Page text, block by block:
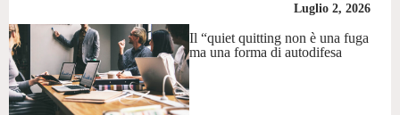
Luglio 2, 2026
Il “quiet quitting non è una fuga
ma una forma di autodifesa